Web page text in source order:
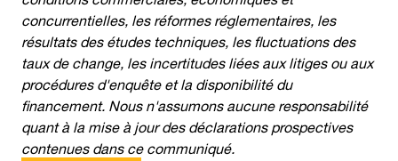
concurrentielles, les réformes réglementaires, les
résultats des études techniques, les fluctuations des
taux de change, les incertitudes liées aux litiges ou aux
procédures d'enquête et la disponibilité du
financement. Nous n'assumons aucune responsabilité
quant à la mise à jour des déclarations prospectives
contenues dans ce communiqué.